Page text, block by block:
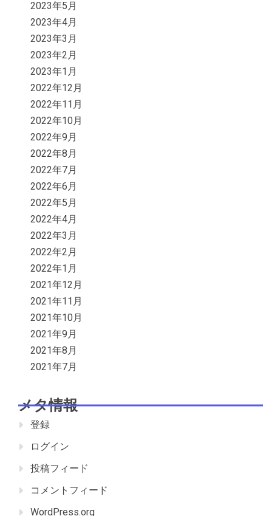
2023年5月
2023年4月
2023年3月
2023年2月
2023年1月
2022年12月
2022年11月
2022年10月
2022年9月
2022年8月
2022年7月
2022年6月
2022年5月
2022年4月
2022年3月
2022年2月
2022年1月
2021年12月
2021年11月
2021年10月
2021年9月
2021年8月
2021年7月
メタ情報
登録
ログイン
投稿フィード
コメントフィード
WordPress.org